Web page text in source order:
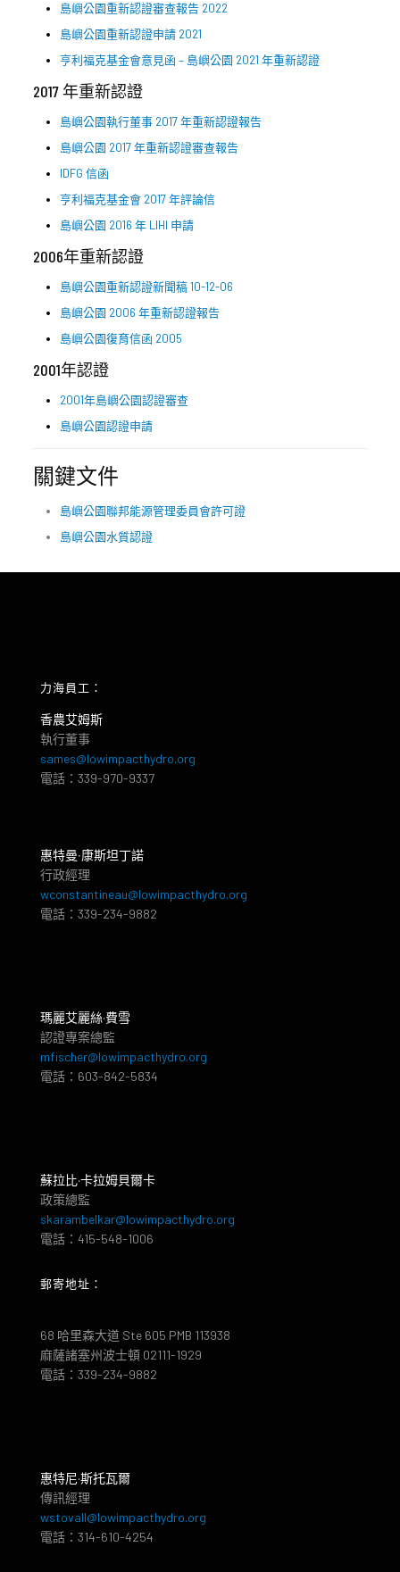
島嶼公園重新認證審查報告 2022
島嶼公園重新認證申請 2021
亨利福克基金會意見函 – 島嶼公園 2021 年重新認證
2017 年重新認證
島嶼公園執行董事 2017 年重新認證報告
島嶼公園 2017 年重新認證審查報告
IDFG 信函
亨利福克基金會 2017 年評論信
島嶼公園 2016 年 LIHI 申請
2006年重新認證
島嶼公園重新認證新聞稿 10-12-06
島嶼公園 2006 年重新認證報告
島嶼公園復育信函 2005
2001年認證
2001年島嶼公園認證審查
島嶼公園認證申請
關鍵文件
島嶼公園聯邦能源管理委員會許可證
島嶼公園水質認證
力海員工：
香農艾姆斯
執行董事
sames@lowimpacthydro.org
電話：339-970-9337
惠特曼‧康斯坦丁諾
行政經理
wconstantineau@lowimpacthydro.org
電話：339-234-9882
瑪麗艾麗絲·費雪
認證專案總監
mfischer@lowimpacthydro.org
電話：603-842-5834
蘇拉比·卡拉姆貝爾卡
政策總監
skarambelkar@lowimpacthydro.org
電話：415-548-1006
郵寄地址：
68 哈里森大道 Ste 605 PMB 113938
麻薩諸塞州波士頓 02111-1929
電話：339-234-9882
惠特尼·斯托瓦爾
傳訊經理
wstovall@lowimpacthydro.org
電話：314-610-4254